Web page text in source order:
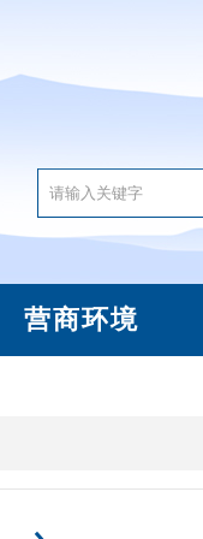
营商环境